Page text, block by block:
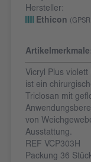
Hersteller:
Ethicon
Vicryl Plus
ist ein
Triclosan mit
von
Ausstattung.
REF VCP303H
Packung 36